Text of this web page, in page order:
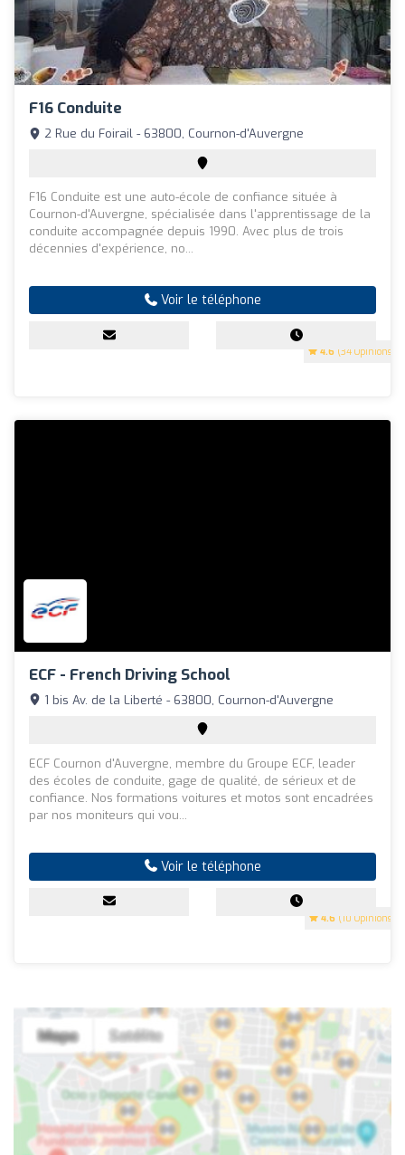
F16 Conduite
4.6 (34 Opinions)
2 Rue du Foirail - 63800, Cournon-d'Auvergne
F16 Conduite est une auto-école de confiance située à
Cournon-d'Auvergne, spécialisée dans l'apprentissage de la
conduite accompagnée depuis 1990. Avec plus de trois
décennies d'expérience, no...
Voir le téléphone
ECF - French Driving School
4.6 (10 Opinions)
1 bis Av. de la Liberté - 63800, Cournon-d'Auvergne
ECF Cournon d'Auvergne, membre du Groupe ECF, leader
des écoles de conduite, gage de qualité, de sérieux et de
confiance. Nos formations voitures et motos sont encadrées
par nos moniteurs qui vou...
Voir le téléphone